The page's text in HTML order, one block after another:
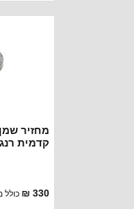
מחזיר
330 ₪ כולל